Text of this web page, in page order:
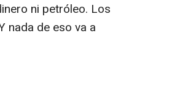
ni petróleo. Los
nada de eso va a